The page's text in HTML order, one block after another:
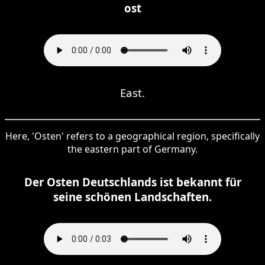
ost
East.
Here, 'Osten' refers to a geographical region, specifically
the eastern part of Germany.
Der Osten Deutschlands ist bekannt für
seine schönen Landschaften.